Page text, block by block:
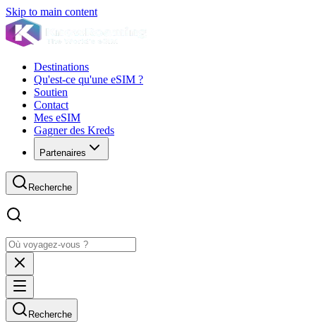
Skip to main content
Destinations
Qu'est-ce qu'une eSIM ?
Soutien
Contact
Mes eSIM
Gagner des Kreds
Partenaires
Recherche
Recherche